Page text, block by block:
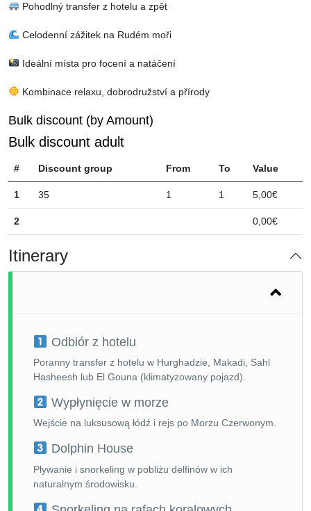
Pohodlný transfer z hotelu a zpět
Celodenní zážitek na Rudém moři
Ideální místa pro focení a natáčení
Kombinace relaxu, dobrodružství a přírody
Bulk discount (by Amount)
Bulk discount adult
# Discount group From To Value
1 35 1 1 5,00€
2 0,00€
Itinerary
Odbiór z hotelu
Poranny transfer z hotelu w Hurghadzie, Makadi, Sahl
Hasheesh lub El Gouna (klimatyzowany pojazd).
Wypłynięcie w morze
Wejście na luksusową łódź i rejs po Morzu Czerwonym.
Dolphin House
Pływanie i snorkeling w pobliżu delfinów w ich
naturalnym środowisku.